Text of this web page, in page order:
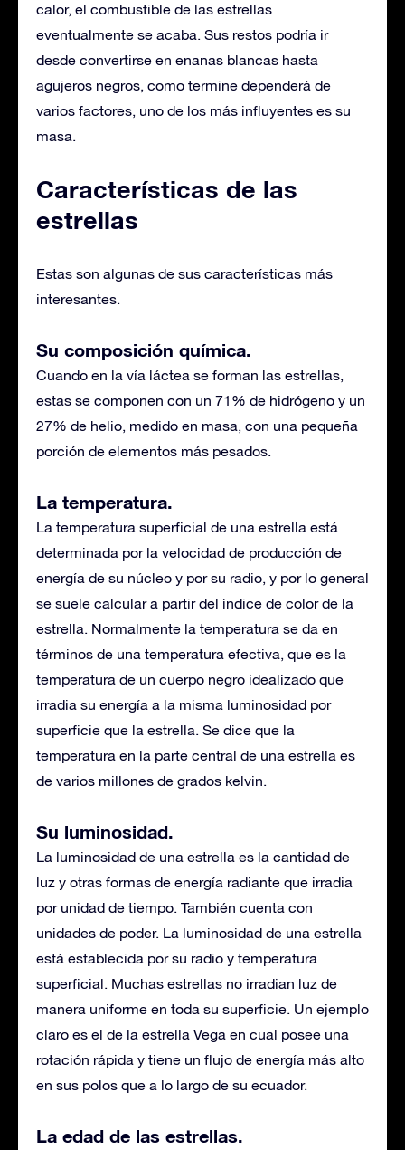
calor, el combustible de las estrellas
eventualmente se acaba. Sus restos podría ir
desde convertirse en enanas blancas hasta
agujeros negros, como termine dependerá de
varios factores, uno de los más influyentes es su
masa.
Características de las
estrellas
Estas son algunas de sus características más
interesantes.
Su composición química.
Cuando en la vía láctea se forman las estrellas,
estas se componen con un 71% de hidrógeno y un
27% de helio,​ medido en masa, con una pequeña
porción de elementos más pesados.
La temperatura.
La temperatura superficial de una estrella está
determinada por la velocidad de producción de
energía de su núcleo y por su radio, y por lo general
se suele calcular a partir del índice de color de la
estrella.​ Normalmente la temperatura se da en
términos de una temperatura efectiva, que es la
temperatura de un cuerpo negro idealizado que
irradia su energía a la misma luminosidad por
superficie que la estrella. Se dice que la
temperatura en la parte central de una estrella es
de varios millones de grados kelvin.
Su luminosidad.
La luminosidad de una estrella es la cantidad de
luz y otras formas de energía radiante que irradia
por unidad de tiempo. También cuenta con
unidades de poder. La luminosidad de una estrella
está establecida por su radio y temperatura
superficial. Muchas estrellas no irradian luz de
manera uniforme en toda su superficie. Un ejemplo
claro es el de la estrella Vega en cual posee una
rotación rápida y tiene un flujo de energía más alto
en sus polos que a lo largo de su ecuador.
La edad de las estrellas.